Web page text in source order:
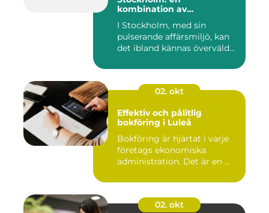
kombination av
personlig service
I Stockholm, med sin
pulserande affärsmiljö, kan
det ibland kännas överväld...
02. okt
Effektiv och pålitlig
bokföring i Luleå
Bokföring är hjärtat i varje
företags ekonomiska
administration. Det är en ...
02. okt